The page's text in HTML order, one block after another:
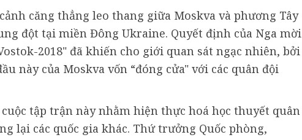
căng thẳng leo thang giữa Moskva và phương Tây
đột tại miền Đông Ukraine. Quyết định của Nga mời
2018" đã khiến cho giới quan sát ngạc nhiên, bởi
này của Moskva vốn “đóng cửa" với các quân đội
tập trận này nhằm hiện thực hoá học thuyết quân
lại các quốc gia khác. Thứ trưởng Quốc phòng,